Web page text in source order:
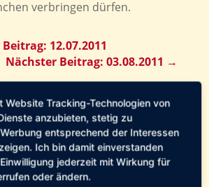
verbringen dürfen.
12.07.2011
Nächster Beitrag: 03.08.2011 →
von:Tierservice
Tagebuch
Website Tracking-Technologien von
anzubieten, stetig zu
entsprechend der Interessen
Ich bin damit einverstanden
jederzeit mit Wirkung für
oder ändern.